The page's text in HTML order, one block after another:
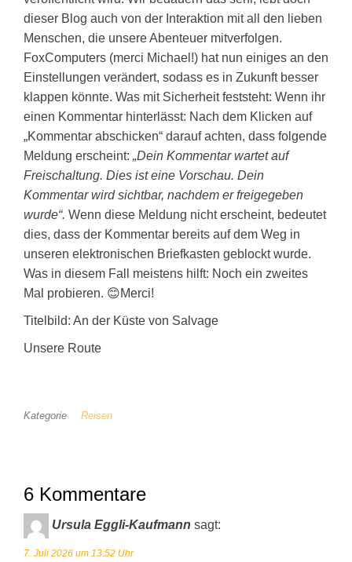
dieser Blog auch von der Interaktion mit all den lieben
Menschen, die unsere Abenteuer mitverfolgen.
FoxComputers (merci Michael!) hat nun einiges an den
Einstellungen verändert, sodass es in Zukunft besser
klappen könnte. Was mit Sicherheit feststeht: Wenn ihr
einen Kommentar hinterlässt: Nach dem Klicken auf
„Kommentar abschicken“ darauf achten, dass folgende
Meldung erscheint: „Dein Kommentar wartet auf
Freischaltung. Dies ist eine Vorschau. Dein
Kommentar wird sichtbar, nachdem er freigegeben
wurde“. Wenn diese Meldung nicht erscheint, bedeutet
dies, dass der Kommentar bereits auf dem Weg in
unseren elektronischen Briefkasten geblockt wurde.
Was in diesem Fall meistens hilft: Noch ein zweites
Mal probieren. 😊Merci!
Titelbild: An der Küste von Salvage
Unsere Route
Kategorie Reisen
6 Kommentare
Ursula Eggli-Kaufmann sagt:
7. Juli 2026 um 13:52 Uhr